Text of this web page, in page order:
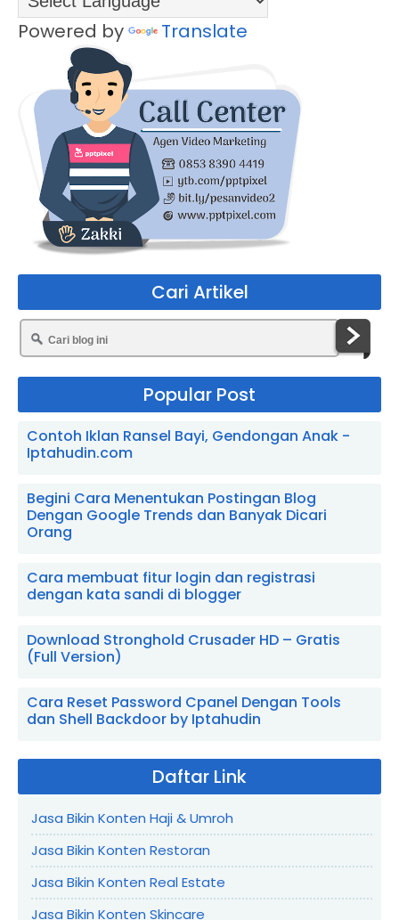
Powered by Translate
Cari Artikel
Popular Post
Contoh Iklan Ransel Bayi, Gendongan Anak -
Iptahudin.com
Begini Cara Menentukan Postingan Blog
Dengan Google Trends dan Banyak Dicari
Orang
Cara membuat fitur login dan registrasi
dengan kata sandi di blogger
Download Stronghold Crusader HD – Gratis
(Full Version)
Cara Reset Password Cpanel Dengan Tools
dan Shell Backdoor by Iptahudin
Daftar Link
Jasa Bikin Konten Haji & Umroh
Jasa Bikin Konten Restoran
Jasa Bikin Konten Real Estate
Jasa Bikin Konten Skincare